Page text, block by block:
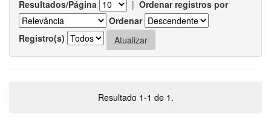
Resultados/Página | Ordenar registros por
Ordenar
Registro(s)
Resultado 1-1 de 1.